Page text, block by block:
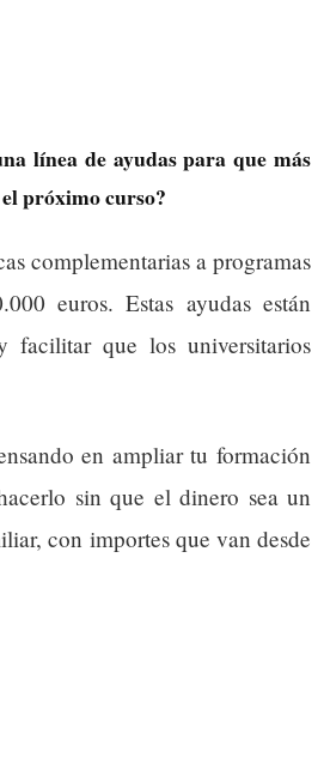
línea de ayudas para que más
próximo curso?
complementarias a programas
euros. Estas ayudas están
facilitar que los universitarios
en ampliar tu formación
sin que el dinero sea un
con importes que van desde